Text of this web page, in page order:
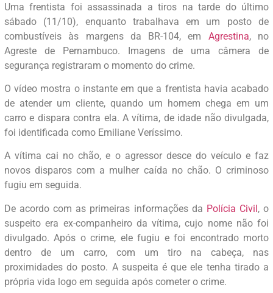
Uma frentista foi assassinada a tiros na tarde do último
sábado (11/10), enquanto trabalhava em um posto de
combustíveis às margens da BR-104, em Agrestina, no
Agreste de Pernambuco. Imagens de uma câmera de
segurança registraram o momento do crime.
O vídeo mostra o instante em que a frentista havia acabado
de atender um cliente, quando um homem chega em um
carro e dispara contra ela. A vítima, de idade não divulgada,
foi identificada como Emiliane Veríssimo.
A vítima cai no chão, e o agressor desce do veículo e faz
novos disparos com a mulher caída no chão. O criminoso
fugiu em seguida.
De acordo com as primeiras informações da Polícia Civil, o
suspeito era ex-companheiro da vítima, cujo nome não foi
divulgado. Após o crime, ele fugiu e foi encontrado morto
dentro de um carro, com um tiro na cabeça, nas
proximidades do posto. A suspeita é que ele tenha tirado a
própria vida logo em seguida após cometer o crime.